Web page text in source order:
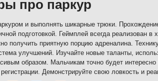
про паркур
и выполнять шикарные трюки.
подготовкой. Геймплей всегда реализован в
получить приятную порцию адреналина.
улучшений. Изучайте новые таланты,
образом. Мальчикам точно будет интересно
Демонстрируйте свою ловкость и